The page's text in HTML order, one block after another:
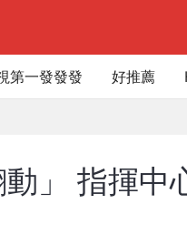
第一發發發 好推薦
」 指揮中